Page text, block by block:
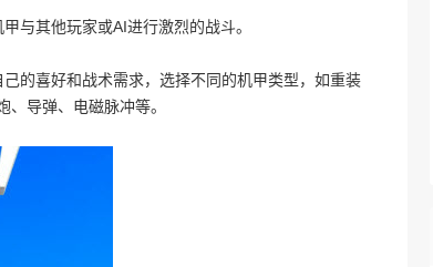
与其他玩家或AI进行激烈的战斗。
的喜好和战术需求，选择不同的机甲类型，如重装
导弹、电磁脉冲等。